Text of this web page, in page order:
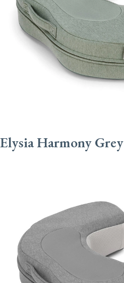
Elysia Harmony Grey